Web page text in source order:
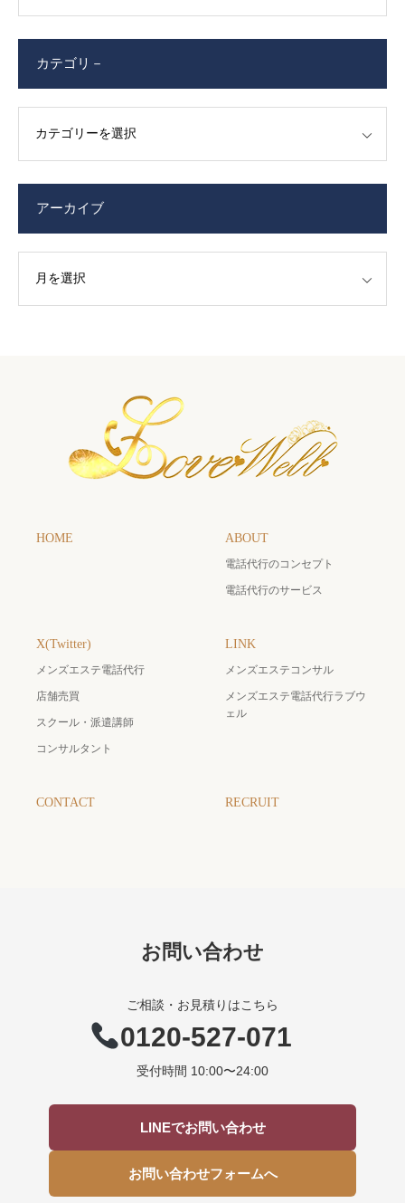
カテゴリ－
アーカイブ
HOME ABOUT
電話代行のコンセプト
電話代行のサービス
X(Twitter)
メンズエステ電話代行
店舗売買
スクール・派遣講師
コンサルタント
LINK
メンズエステコンサル
メンズエステ電話代行ラブウ
ェル
CONTACT RECRUIT
お問い合わせ
ご相談・お見積りはこちら
0120-527-071
受付時間 10:00〜24:00
LINEでお問い合わせ
お問い合わせフォームへ